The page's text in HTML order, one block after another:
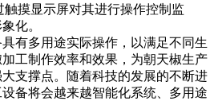
摸显示屏对其进行操作控制监
化。
有多用途实际操作，以满足不同生
工制作效率和效果，为朝天椒生产
支撑点。随着科技的发展的不断进
备将会越来越智能化系统、多用途